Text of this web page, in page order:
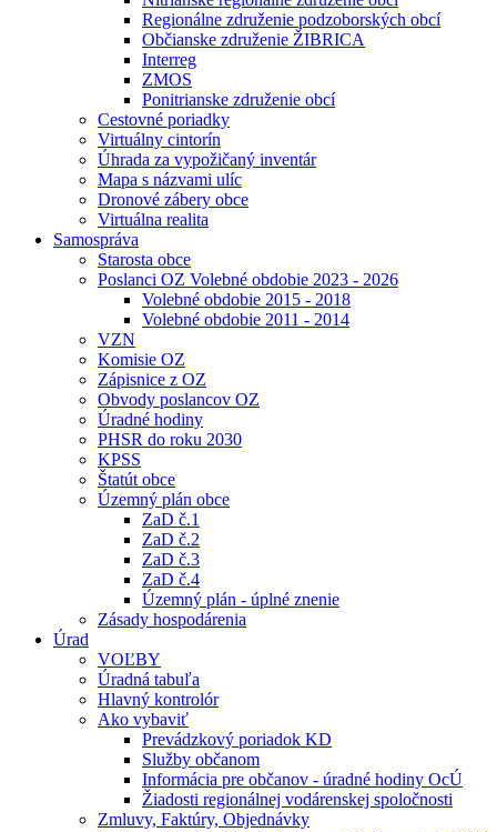
Regionálne združenie podzoborských obcí
Občianske združenie ŽIBRICA
Interreg
ZMOS
Ponitrianske združenie obcí
Cestovné poriadky
Virtuálny cintorín
Úhrada za vypožičaný inventár
Mapa s názvami ulíc
Dronové zábery obce
Virtuálna realita
Samospráva
Starosta obce
Poslanci OZ Volebné obdobie 2023 - 2026
Volebné obdobie 2015 - 2018
Volebné obdobie 2011 - 2014
VZN
Komisie OZ
Zápisnice z OZ
Obvody poslancov OZ
Úradné hodiny
PHSR do roku 2030
KPSS
Štatút obce
Územný plán obce
ZaD č.1
ZaD č.2
ZaD č.3
ZaD č.4
Územný plán - úplné znenie
Zásady hospodárenia
Úrad
VOĽBY
Úradná tabuľa
Hlavný kontrolór
Ako vybaviť
Prevádzkový poriadok KD
Služby občanom
Informácia pre občanov - úradné hodiny OcÚ
Žiadosti regionálnej vodárenskej spoločnosti
Zmluvy, Faktúry, Objednávky